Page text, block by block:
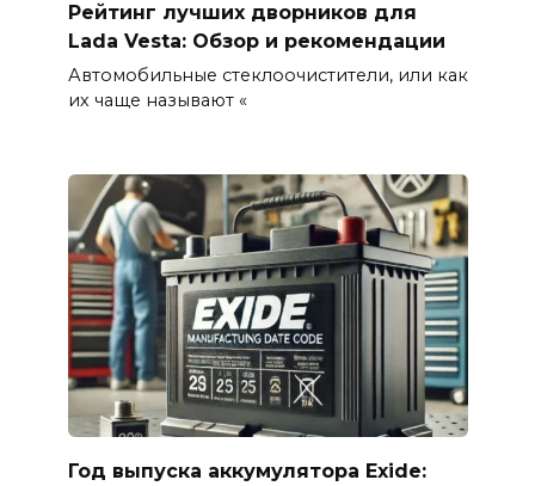
Рейтинг лучших дворников для
Lada Vesta: Обзор и рекомендации
Автомобильные стеклоочистители, или как
их чаще называют «
Год выпуска аккумулятора Exide: